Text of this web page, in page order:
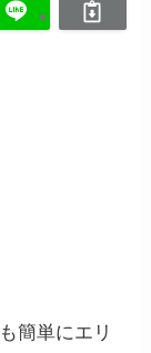
簡単にエリ